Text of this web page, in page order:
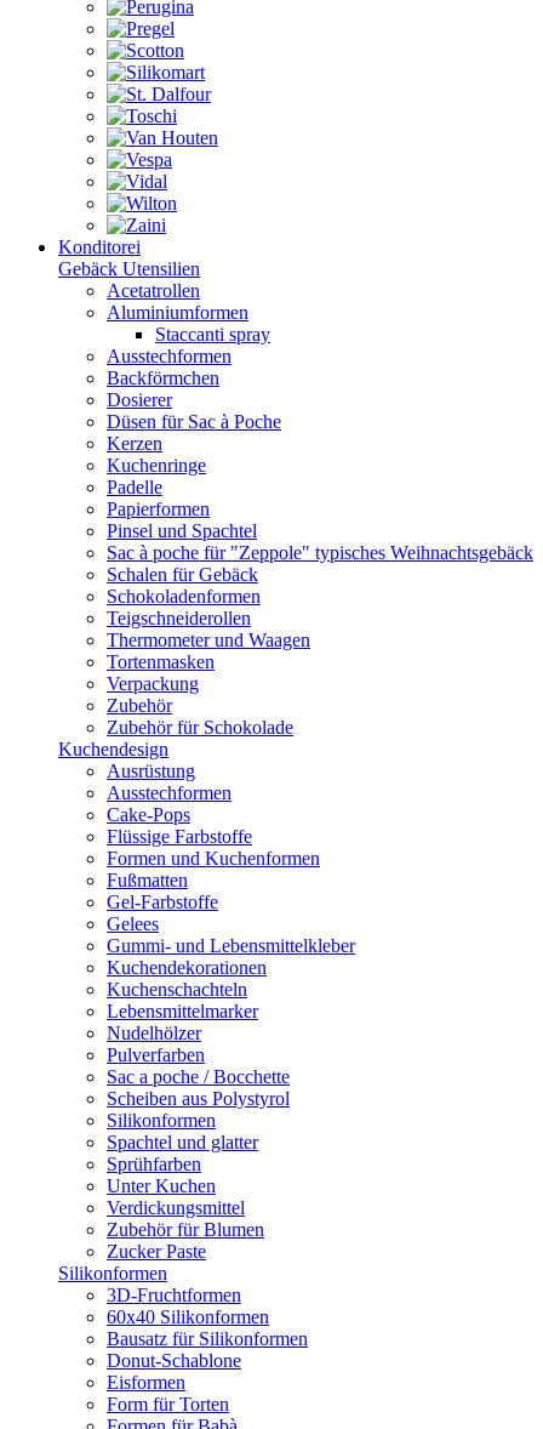
Konditorei
Gebäck Utensilien
Acetatrollen
Aluminiumformen
Staccanti spray
Ausstechformen
Backförmchen
Dosierer
Düsen für Sac à Poche
Kerzen
Kuchenringe
Padelle
Papierformen
Pinsel und Spachtel
Sac à poche für "Zeppole" typisches Weihnachtsgebäck
Schalen für Gebäck
Schokoladenformen
Teigschneiderollen
Thermometer und Waagen
Tortenmasken
Verpackung
Zubehör
Zubehör für Schokolade
Kuchendesign
Ausrüstung
Ausstechformen
Cake-Pops
Flüssige Farbstoffe
Formen und Kuchenformen
Fußmatten
Gel-Farbstoffe
Gelees
Gummi- und Lebensmittelkleber
Kuchendekorationen
Kuchenschachteln
Lebensmittelmarker
Nudelhölzer
Pulverfarben
Sac a poche / Bocchette
Scheiben aus Polystyrol
Silikonformen
Spachtel und glatter
Sprühfarben
Unter Kuchen
Verdickungsmittel
Zubehör für Blumen
Zucker Paste
Silikonformen
3D-Fruchtformen
60x40 Silikonformen
Bausatz für Silikonformen
Donut-Schablone
Eisformen
Form für Torten